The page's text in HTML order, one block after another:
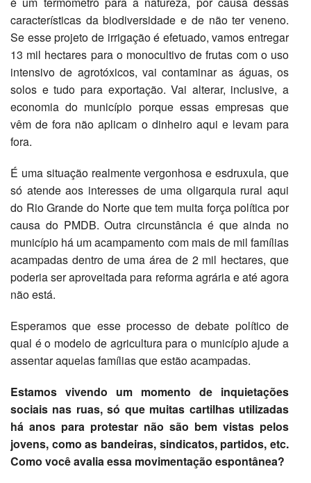
características da biodiversidade e de não ter veneno.
Se esse projeto de irrigação é efetuado, vamos entregar
13 mil hectares para o monocultivo de frutas com o uso
intensivo de agrotóxicos, vai contaminar as águas, os
solos e tudo para exportação. Vai alterar, inclusive, a
economia do município porque essas empresas que
vêm de fora não aplicam o dinheiro aqui e levam para
fora.
É uma situação realmente vergonhosa e esdruxula, que
só atende aos interesses de uma oligarquia rural aqui
do Rio Grande do Norte que tem muita força política por
causa do PMDB. Outra circunstância é que ainda no
município há um acampamento com mais de mil famílias
acampadas dentro de uma área de 2 mil hectares, que
poderia ser aproveitada para reforma agrária e até agora
não está.
Esperamos que esse processo de debate político de
qual é o modelo de agricultura para o município ajude a
assentar aquelas famílias que estão acampadas.
Estamos vivendo um momento de inquietações
sociais nas ruas, só que muitas cartilhas utilizadas
há anos para protestar não são bem vistas pelos
jovens, como as bandeiras, sindicatos, partidos, etc.
Como você avalia essa movimentação espontânea?